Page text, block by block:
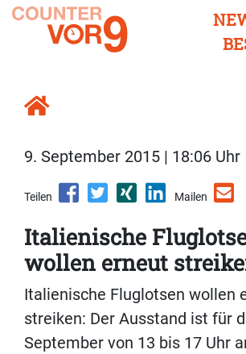
9. September 2015 | 18:06 Uhr
Teilen Mailen
Italienische
wollen erneut
Italienische Fluglotsen wollen
streiken: Der Ausstand ist für
September von 13 bis 17 Uhr